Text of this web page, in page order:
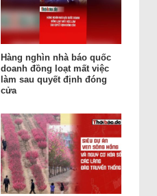
Hàng nghìn nhà báo quốc
doanh đồng loạt mất việc
làm sau quyết định đóng
cửa